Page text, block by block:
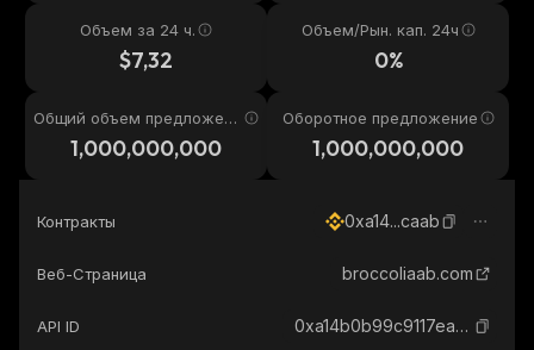
Объем за 24 ч.
$7,32
Объем/Рын. кап. 24ч
0%
Общий объем предложени
1,000,000,000
Оборотное предложение
1,000,000,000
Контракты 0xa14...caab
Веб-Страница broccoliaab.com
API ID 0xa14b0b99c9117ea2f4fb2c9d772d95d9fd3acaab_binance_smart